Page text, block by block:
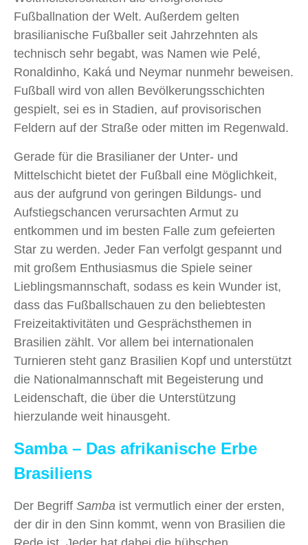
Fußballnation der Welt. Außerdem gelten
brasilianische Fußballer seit Jahrzehnten als
technisch sehr begabt, was Namen wie Pelé,
Ronaldinho, Kaká und Neymar nunmehr beweisen.
Fußball wird von allen Bevölkerungsschichten
gespielt, sei es in Stadien, auf provisorischen
Feldern auf der Straße oder mitten im Regenwald.
Gerade für die Brasilianer der Unter- und
Mittelschicht bietet der Fußball eine Möglichkeit,
aus der aufgrund von geringen Bildungs- und
Aufstiegschancen verursachten Armut zu
entkommen und im besten Falle zum gefeierten
Star zu werden. Jeder Fan verfolgt gespannt und
mit großem Enthusiasmus die Spiele seiner
Lieblingsmannschaft, sodass es kein Wunder ist,
dass das Fußballschauen zu den beliebtesten
Freizeitaktivitäten und Gesprächsthemen in
Brasilien zählt. Vor allem bei internationalen
Turnieren steht ganz Brasilien Kopf und unterstützt
die Nationalmannschaft mit Begeisterung und
Leidenschaft, die über die Unterstützung
hierzulande weit hinausgeht.
Samba – Das afrikanische Erbe
Brasiliens
Der Begriff Samba ist vermutlich einer der ersten,
der dir in den Sinn kommt, wenn von Brasilien die